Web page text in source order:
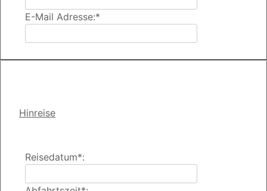
E-Mail Adresse:*
Hinreise
Reisedatum*: